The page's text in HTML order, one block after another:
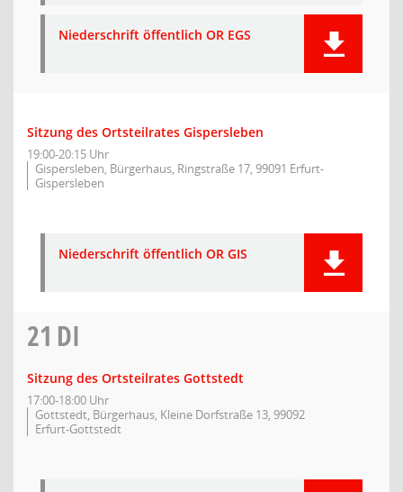
Niederschrift öffentlich OR EGS
Sitzung des Ortsteilrates Gispersleben
19:00-20:15 Uhr
Gispersleben, Bürgerhaus, Ringstraße 17, 99091 Erfurt-
Gispersleben
Niederschrift öffentlich OR GIS
21 DI
Sitzung des Ortsteilrates Gottstedt
17:00-18:00 Uhr
Gottstedt, Bürgerhaus, Kleine Dorfstraße 13, 99092
Erfurt-Gottstedt